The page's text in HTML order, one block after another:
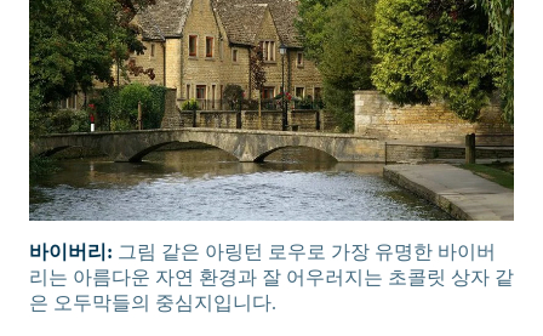
바이버리: 그림 같은 아링턴 로우로 가장 유명한 바이버
리는 아름다운 자연 환경과 잘 어우러지는 초콜릿 상자 같
은 오두막들의 중심지입니다.